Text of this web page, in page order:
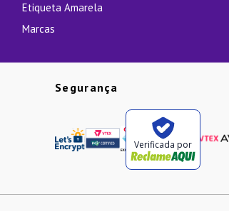
Etiqueta Amarela
Marcas
Segurança
Verificada por